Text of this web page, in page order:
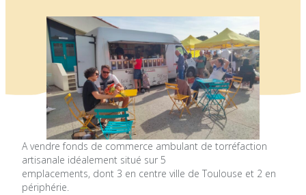
A vendre fonds de commerce ambulant de torréfaction
artisanale idéalement situé sur 5
emplacements, dont 3 en centre ville de Toulouse et 2 en
périphérie.